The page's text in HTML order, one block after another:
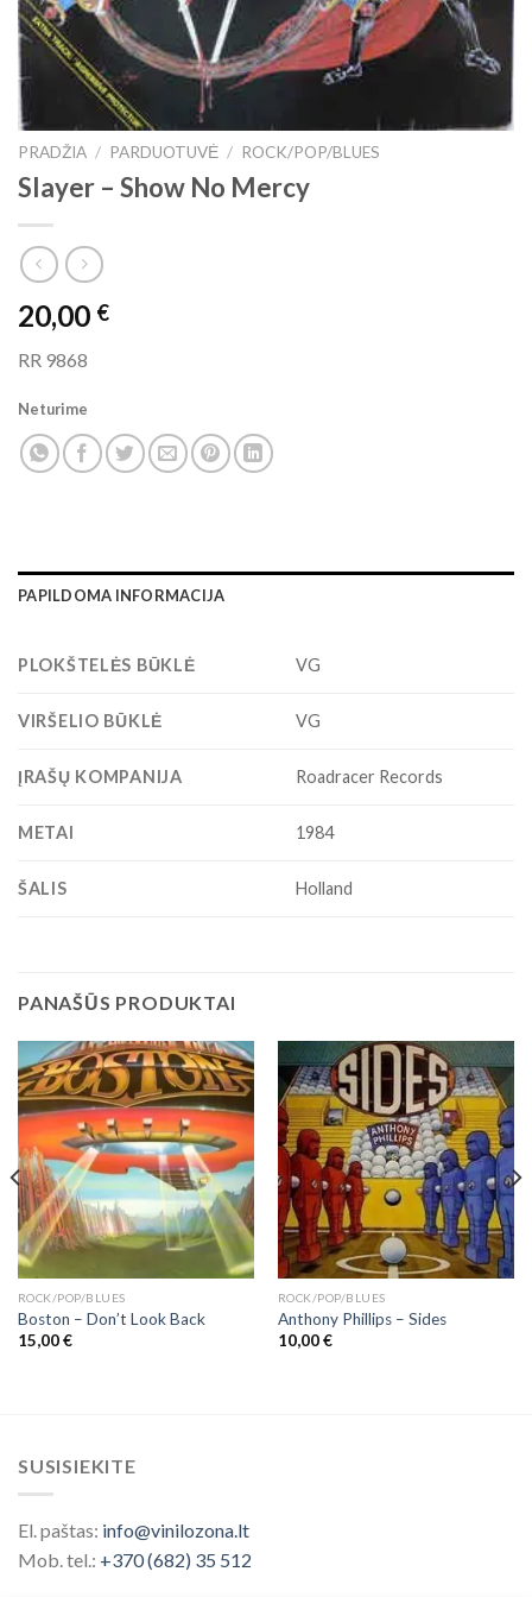
PRADŽIA / PARDUOTUVĖ / ROCK/POP/BLUES
Slayer ‎– Show No Mercy
20,00 €
RR 9868
Neturime
PAPILDOMA INFORMACIJA
PLOKŠTELĖS BŪKLĖ VG
VIRŠELIO BŪKLĖ VG
ĮRAŠŲ KOMPANIJA Roadracer Records
METAI 1984
ŠALIS Holland
PANAŠŪS PRODUKTAI
ROCK/POP/BLUES
Boston – Don’t Look Back
15,00€
ROCK/POP/BLUES
Anthony Phillips – Sides
10,00€
SUSISIEKITE
El. paštas: info@vinilozona.lt
Mob. tel.: +370 (682) 35 512